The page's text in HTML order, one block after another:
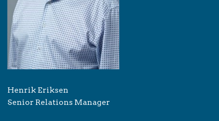
Henrik Eriksen
Senior Relations Manager